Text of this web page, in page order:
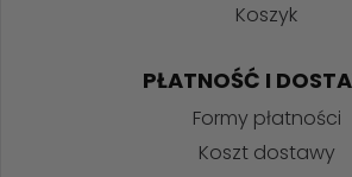
Koszyk
PŁATNOŚĆ I
Formy płatności
Koszt dostawy